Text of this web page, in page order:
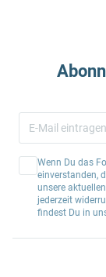
Wenn Du das
einverstanden,
unsere
jederzeit
findest Du in